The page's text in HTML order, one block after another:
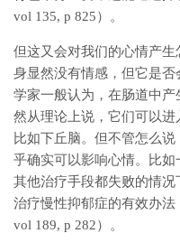
vol 135, p 825）。
但这又会对我们的心情产
身显然没有情感，但它是
学家一般认为，在肠道中
然从理论上说，它们可以进
比如下丘脑。但不管怎么
乎确实可以影响心情。比
其他治疗手段都失败的情
治疗慢性抑郁症的有效办法
vol 189, p 282）。